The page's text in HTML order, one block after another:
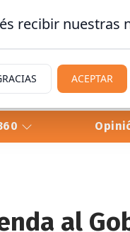
al
recibir nuestras
ACEPTAR